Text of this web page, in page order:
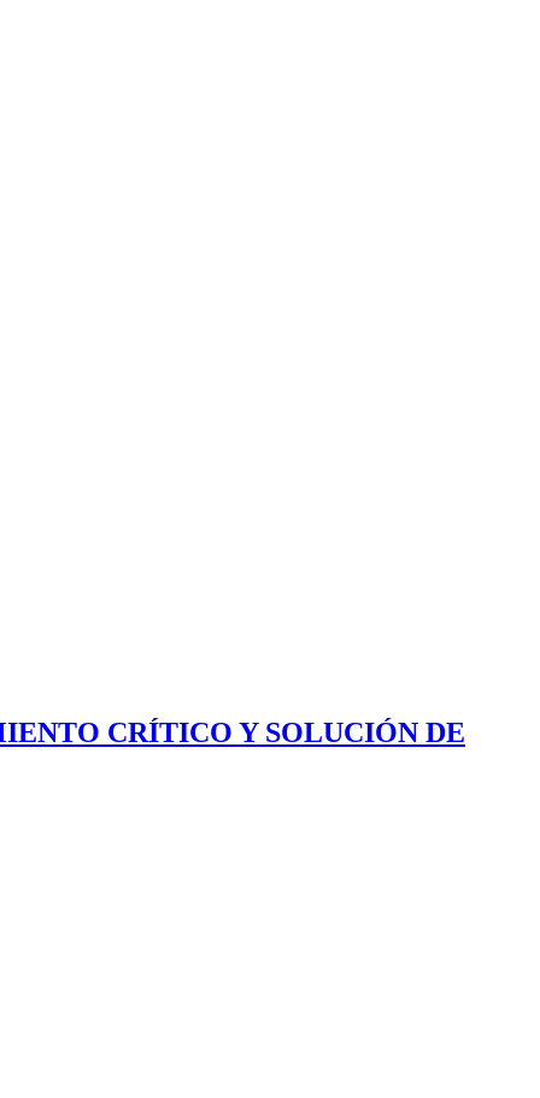
CRÍTICO Y SOLUCIÓN DE